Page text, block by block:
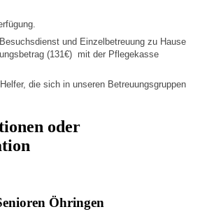
und Einzelbetreuung zu Hause
(131€) mit der Pflegekasse
die sich in unseren Betreuungsgruppen
oder
Öhringen